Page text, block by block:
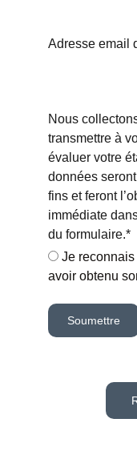
Adresse email
Nous
transmettre à
évaluer votre
données
fins et feront
immédiate
du formulaire.*
Je
avoir obtenu
Soumettre